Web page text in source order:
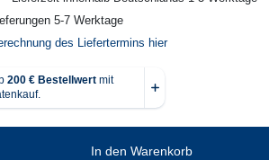
5-7 Werktage
des Liefertermins hier
In den Warenkorb